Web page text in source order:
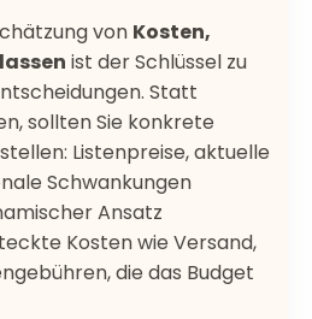
von Kosten,
ist der Schlüssel zu
Statt
sollten Sie konkrete
Listenpreise, aktuelle
Schwankungen
Ansatz
Kosten wie Versand,
die das Budget